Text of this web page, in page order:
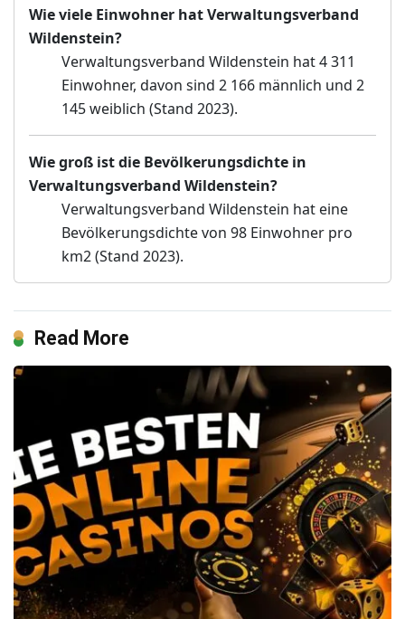
Wie viele Einwohner hat Verwaltungsverband
Wildenstein?
Verwaltungsverband Wildenstein hat 4 311
Einwohner, davon sind 2 166 männlich und 2
145 weiblich (Stand 2023).
Wie groß ist die Bevölkerungsdichte in
Verwaltungsverband Wildenstein?
Verwaltungsverband Wildenstein hat eine
Bevölkerungsdichte von 98 Einwohner pro
km2 (Stand 2023).
Read More